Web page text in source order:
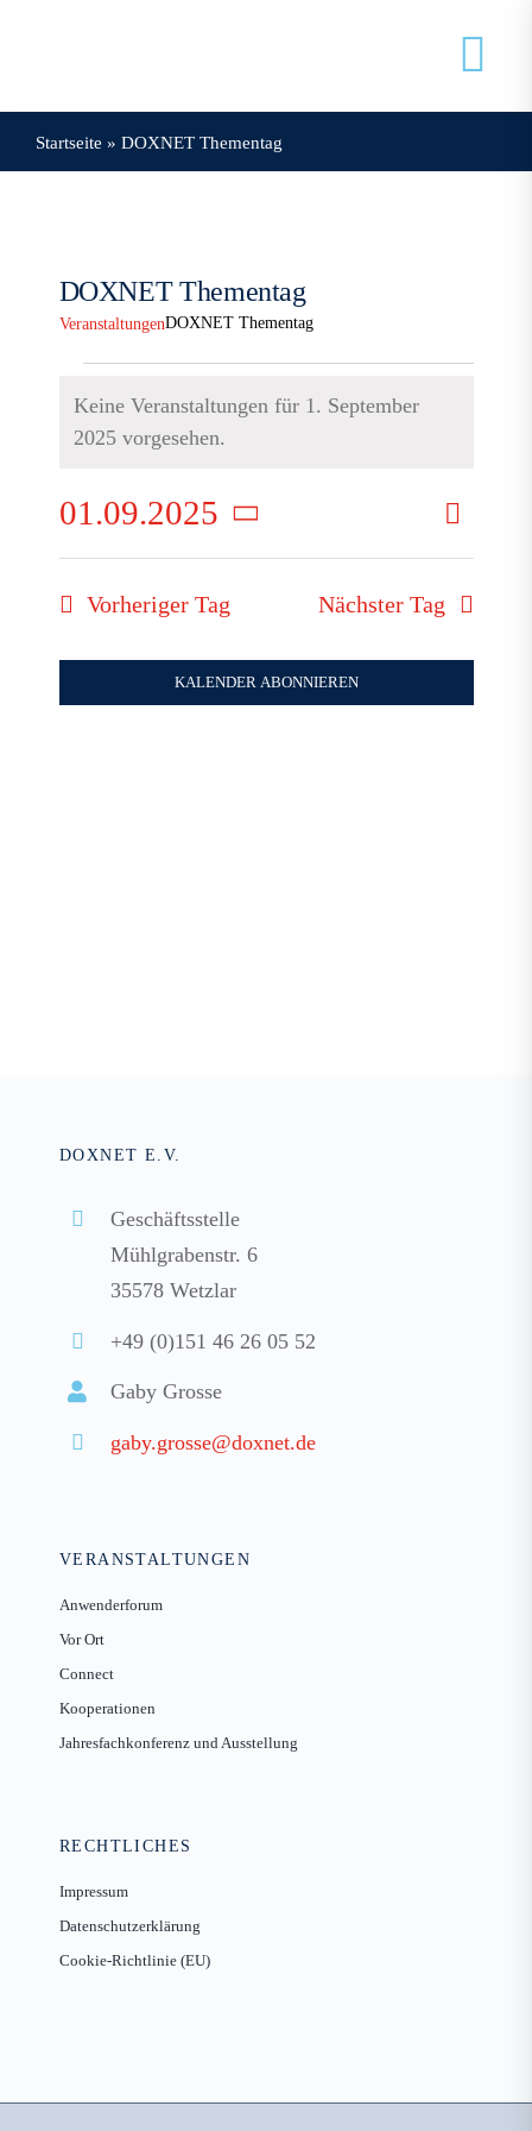
Startseite » DOXNET Thementag
DOXNET Thementag
VeranstaltungenDOXNET Thementag
für
September
2025
Hinweis
Keine Veranstaltungen für 1. September
2025 vorgesehen.
und
Suche
Tag
01.09.2025
Datum
wählen.
Vorheriger Tag Nächster Tag
KALENDER ABONNIEREN
DOXNET E.V.
Geschäftsstelle
Mühlgrabenstr. 6
35578 Wetzlar
+49 (0)151 46 26 05 52
Gaby Grosse
gaby.grosse@doxnet.de
VERANSTALTUNGEN
Anwenderforum
Vor Ort
Connect
Kooperationen
Jahresfachkonferenz und Ausstellung
RECHTLICHES
Impressum
Datenschutzerklärung
Cookie-Richtlinie (EU)